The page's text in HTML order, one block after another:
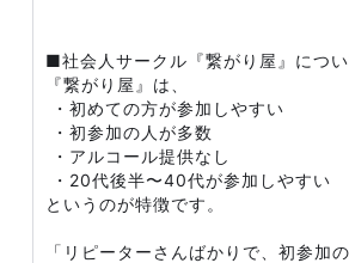
■社会人サークル『繋がり屋』につ
『繋がり屋』は、
・初めての方が参加しやすい
・初参加の人が多数
・アルコール提供なし
・20代後半〜40代が参加しやすい
というのが特徴です。
「リピーターさんばかりで、初参加